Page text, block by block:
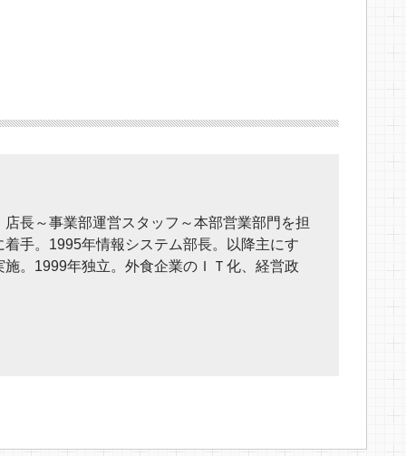
長～事業部運営スタッフ～本部営業部門を担
手。1995年情報システム部長。以降主にす
。1999年独立。外食企業のＩＴ化、経営政